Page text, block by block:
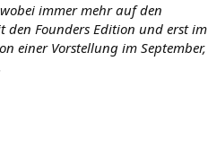
immer mehr auf den
den Founders Edition und erst im
einer Vorstellung im September,